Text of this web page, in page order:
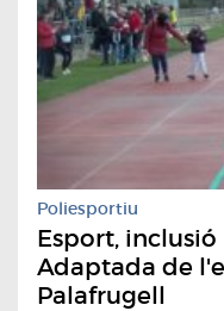
Poliesportiu
Esport, inclusió
Adaptada de
Palafrugell